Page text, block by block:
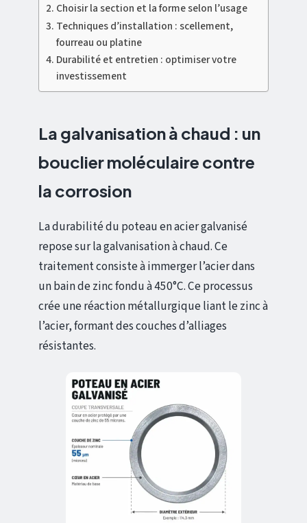
Choisir la section et la forme selon l’usage
Techniques d’installation : scellement,
fourreau ou platine
Durabilité et entretien : optimiser votre
investissement
La galvanisation à chaud : un
bouclier moléculaire contre
la corrosion
La durabilité du poteau en acier galvanisé
repose sur la galvanisation à chaud. Ce
traitement consiste à immerger l’acier dans
un bain de zinc fondu à 450°C. Ce processus
crée une réaction métallurgique liant le zinc à
l’acier, formant des couches d’alliages
résistantes.